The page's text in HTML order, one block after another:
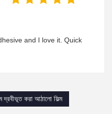
and I love it. Quick
দ্রবীভূত করা আঠালো ফিল্ম